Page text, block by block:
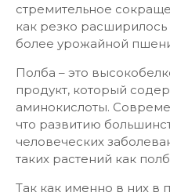
стремительное
как резко
более урожайной
Полба – это
продукт, который
аминокислоты.
что развитию
человеческих
таких растений как
Так как именно в них в